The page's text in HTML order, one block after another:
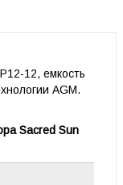
12, емкость
AGM.
Sacred Sun